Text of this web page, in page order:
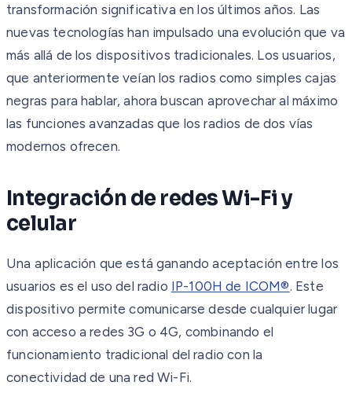
transformación significativa en los últimos años. Las
nuevas tecnologías han impulsado una evolución que va
más allá de los dispositivos tradicionales. Los usuarios,
que anteriormente veían los radios como simples cajas
negras para hablar, ahora buscan aprovechar al máximo
las funciones avanzadas que los radios de dos vías
modernos ofrecen.
Integración de redes Wi-Fi y
celular
Una aplicación que está ganando aceptación entre los
usuarios es el uso del radio IP-100H de ICOM®. Este
dispositivo permite comunicarse desde cualquier lugar
con acceso a redes 3G o 4G, combinando el
funcionamiento tradicional del radio con la
conectividad de una red Wi-Fi.